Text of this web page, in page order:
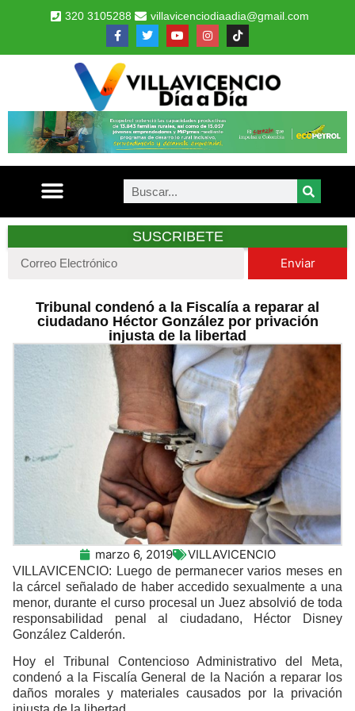
320 3105288 villavicenciodiaadia@gmail.com
SUSCRIBETE
Enviar
Tribunal condenó a la Fiscalía a reparar al
ciudadano Héctor González por privación
injusta de la libertad
marzo 6, 2019 VILLAVICENCIO
VILLAVICENCIO: Luego de permanecer varios meses en
la cárcel señalado de haber accedido sexualmente a una
menor, durante el curso procesal un Juez absolvió de toda
responsabilidad penal al ciudadano, Héctor Disney
González Calderón.
Hoy el Tribunal Contencioso Administrativo del Meta,
condenó a la Fiscalía General de la Nación a reparar los
daños morales y materiales causados por la privación